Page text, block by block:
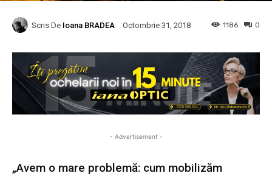
Scris De Ioana BRADEA Octombrie 31, 2018 0
1186
- Advertisement -
„Avem o mare problemă: cum mobilizăm